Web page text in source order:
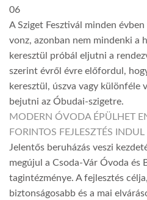
06
A Sziget Fesztivál minden
vonz, azonban nem mindenki a
keresztül próbál eljutni a
szerint évről évre előfordul,
keresztül, úszva vagy különféle
bejutni az Óbudai-szigetre.
MODERN ÓVODA ÉPÜLHET
FORINTOS FEJLESZTÉS INDUL
Jelentős beruházás veszi
megújul a Csoda-Vár Óvoda és
tagintézménye. A fejlesztés
biztonságosabb és a mai